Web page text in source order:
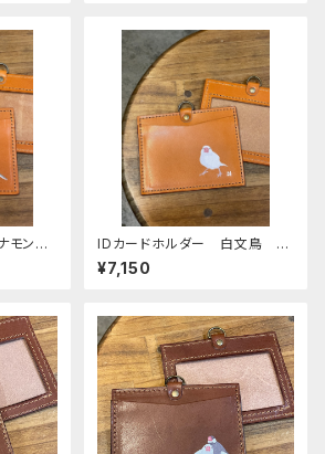
モン文
なし）
ンチ
IDカードホルダー 白文鳥 キ
ャメル （ストラップなし） Ca
mel ぶんちょう ブンチョウ
¥7,150